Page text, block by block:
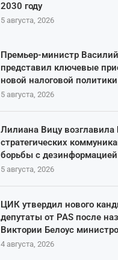
2030 году
5 августа, 2026
Премьер-министр
представил ключевые
новой налоговой политики
5 августа, 2026
Лилиана Вицу возглавила
стратегических
борьбы с дезинформацией
5 августа, 2026
ЦИК утвердил нового
депутаты от PAS после
Виктории Белоус
4 августа, 2026